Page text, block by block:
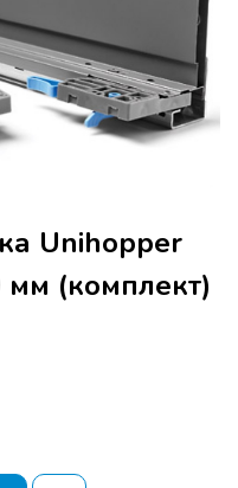
Unihopper
мм (комплект)